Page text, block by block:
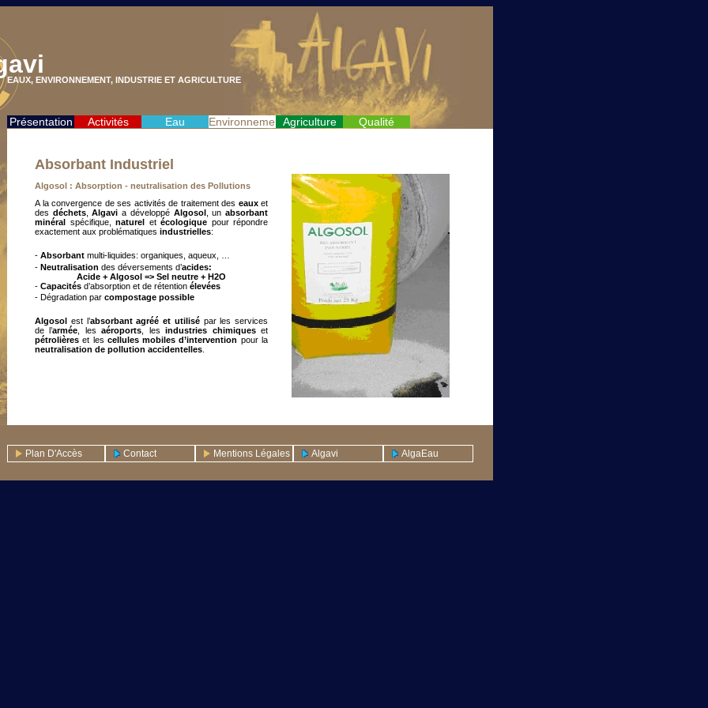
EAUX, ENVIRONNEMENT, INDUSTRIE ET AGRICULTURE
Absorbant Industriel
Algosol : Absorption - neutralisation des Pollutions
A la convergence de ses activités de traitement des eaux et
des déchets,Algavi a développé Algosol, unabsorbant
minéral spécifique, naturel et écologique pour répondre
exactement aux problématiques industrielles:
- Absorbant multi-liquides: organiques, aqueux, …
- Neutralisation des déversements d’acides:
Acide + Algosol => Sel neutre + H2O
- Capacités d’absorption et de rétention élevées
- Dégradation par compostage possible
Algosol est l’absorbant agréé et utilisépar les services
de l’armée , lesaéroports , lesindustries chimiqueset
pétrolières et les cellules mobiles d’intervention pour la
neutralisation de pollution accidentelles
Plan D'Accès Contact Mentions Légales Algavi AlgaEau
Présentation Activités Eau EnvironnementAgriculture Qualité